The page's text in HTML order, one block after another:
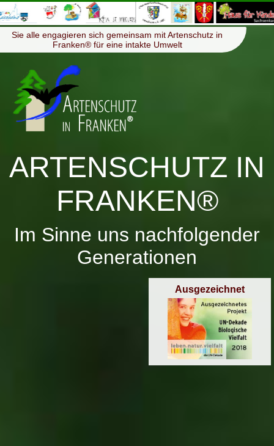
Menü ≡
Sie alle engagieren sich gemeinsam mit Artenschutz in
Franken® für eine intakte Umwelt
ARTENSCHUTZ IN
FRANKEN®
Im Sinne uns nachfolgender
Generationen
Ausgezeichnet